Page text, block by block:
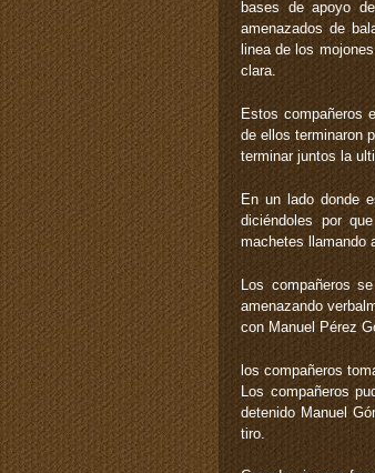
bases de apoyo
amenazados de
linea de los
clara.
Estos compañeros
de ellos terminaron
terminar juntos la
En un lado donde
diciéndoles por
machetes llamando
Los compañeros
amenazando
con Manuel Pérez
los compañeros
Los compañeros
detenido Manuel
tiro.